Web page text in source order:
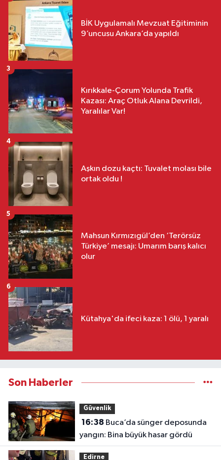
BİK Uygulamalı Mevzuat Eğitiminin
9’uncusu Ankara’da yapıldı
Kırıkkale-Çorum Yolunda Trafik
Kazası: Araç Otluk Alana Devrildi,
Yaralılar Var!
3
Aşkın dozu kaçtı: Tuvalet molası bile
ortak oldu !
4
Mahsun Kırmızıgül’den ‘Terörsüz
Türkiye’ mesajı: Umarım barış kalıcı
olur
5
Kütahya'da ifeci kaza: 1 ölü, 1 yaralı
6
Son Haberler
Güvenlik
16:38
yangın: Bina büyük hasar gördü
Edirne